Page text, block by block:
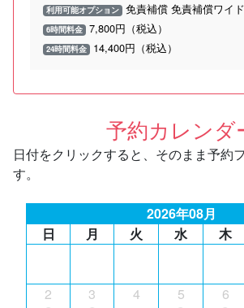
利用可能オプション 免責補償 免責補償ワイド
6時間料金 7,800円（税込）
24時間料金 14,400円（税込）
予約カレンダ
日付をクリックすると、そのまま予約
す。
2026年08月
日
月 火 水 木
2 3 4 5 6